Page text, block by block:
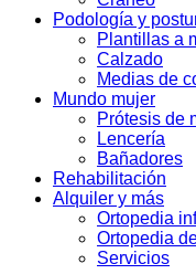
Podología y
Plantillas a
Calzado
Medias de
Mundo mujer
Prótesis de
Lencería
Bañadores
Rehabilitación
Alquiler y más
Ortopedia
Ortopedia
Servicios